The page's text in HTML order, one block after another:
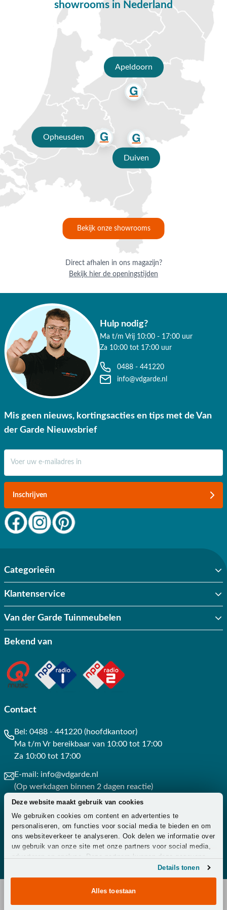
Deze website maakt gebruik van cookies
We gebruiken cookies om content en advertenties te
personaliseren, om functies voor social media te bieden en om
ons websiteverkeer te analyseren. Ook delen we informatie over
uw gebruik van onze site met onze partners voor social media,
adverteren en analyse. Deze partners kunnen deze gegevens
combineren met andere informatie die u aan ze heeft verstrekt
of die ze hebben verzameld op basis van uw gebruik van hun
Details tonen
Alles toestaan
Vragen of hulp nodig?
Heb je nog vragen over de Set van 6 Hartman Le Soleil
tuinstoelen? Bel ons dan op
0488-441220, stuur een e-mail
info@vdgarde.nl
of maak gebruik van de chatfunctie.
Uiteraard ben je ook van harte welkom in onze showroom in
Opheusden, Duiven of Apeldoorn. Onze specialisten voorzien
je graag van een deskundig advies op maat.
Waarom kopen bij Van der Garde
tuinmeubelen?
✔ 80 jaar ervaring
✔ Persoonlijk advies van specialisten
✔9.4/10 uit 19.500+ klantbeoordelingen
✔ Gratis verzending vanaf €50,-
showrooms in Nederland
Apeldoorn
Opheusden
Duiven
Bekijk onze showrooms
Direct afhalen in ons magazijn?
Bekijk hier de openingstijden
Hulp nodig?
Ma t/m Vrij 10:00 - 17:00 uur
Za 10:00 tot 17:00 uur
0488 - 441220
info@vdgarde.nl
Mis geen nieuws, kortingsacties en tips met de Van
der Garde Nieuwsbrief
Inschrijven
Categorieën
Klantenservice
Van der Garde Tuinmeubelen
Bekend van
Contact
Bel: 0488 - 441220 (hoofdkantoor)
Ma t/m Vr bereikbaar van 10:00 tot 17:00
Za 10:00 tot 17:00
E-mail: info@vdgarde.nl
(Op werkdagen binnen 2 dagen reactie)
Whatsapp: 0488441220
(Op werkdagen binnen 3 uur reactie)